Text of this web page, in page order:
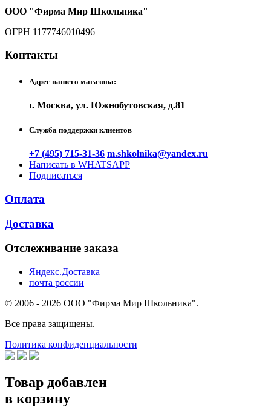
ООО "Фирма Мир Школьника"
ОГРН 1177746010496
Контакты
Адрес нашего магазина:
г. Москва, ул. Южнобутовская, д.81
Служба поддержки клиентов
+7 (495) 715-31-36 m.shkolnika@yandex.ru
Написать в WHATSAPP
Подписаться
Оплата
Доставка
Отслеживание заказа
Яндекс.Доставка
почта россии
© 2006 - 2026 ООО "Фирма Мир Школьника".
Все права защищены.
Политика конфиденциальности
Товар добавлен
в корзину